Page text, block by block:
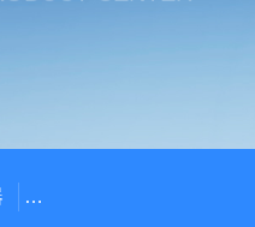
0184-45703-3-003原装